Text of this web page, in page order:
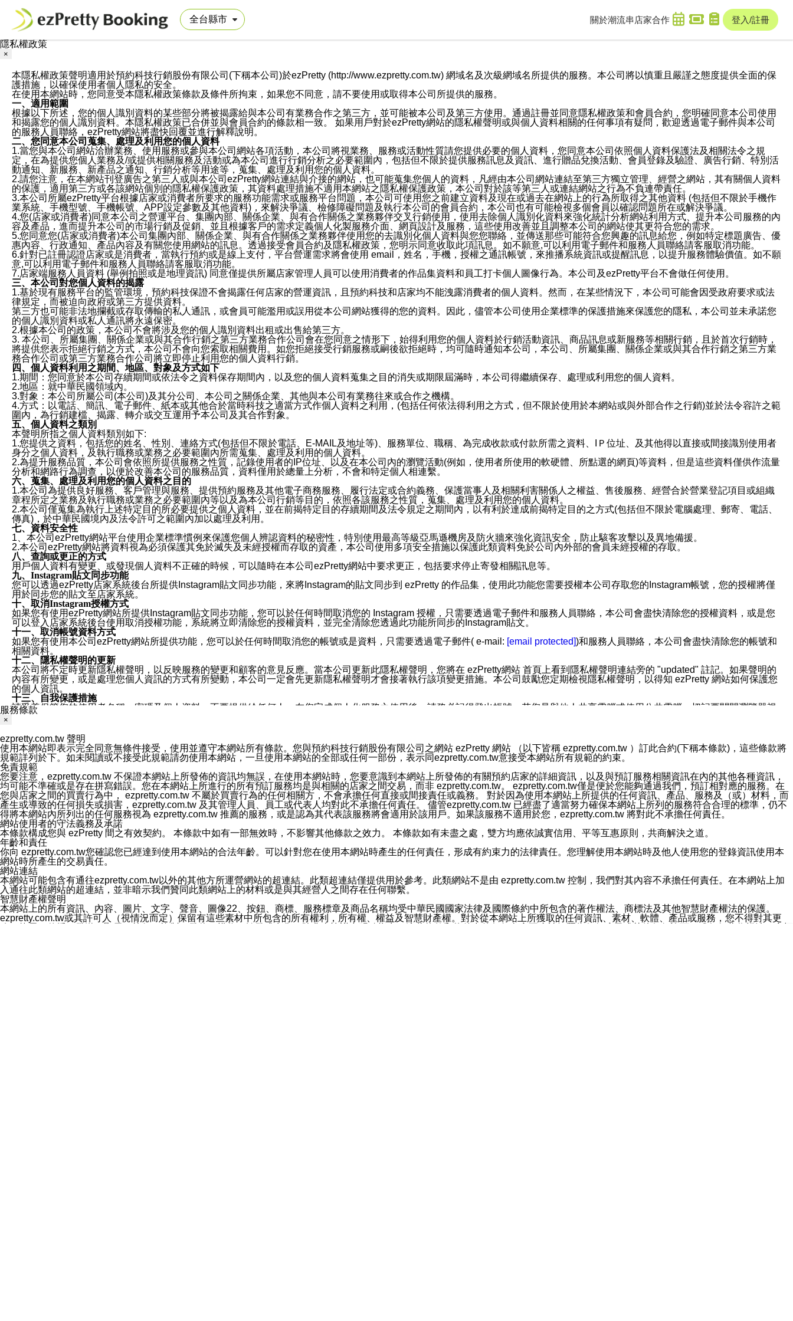
關於潮流串 店家合作 登入/註冊
隱私權政策
×
本隱私權政策聲明適用於預約科技行銷股份有限公司(下稱本公司)於ezPretty (http://www.ezpretty.com.tw) 網域名及次級網域名所提供的服務。本公司將以慎重且嚴謹之態度提供全面的保
護措施，以確保使用者個人隱私的安全。
在使用本網站時，您同意受本隱私權政策條款及條件所拘束，如果您不同意，請不要使用或取得本公司所提供的服務。
一、適用範圍
根據以下所述，您的個人識別資料的某些部分將被揭露給與本公司有業務合作之第三方，並可能被本公司及第三方使用。通過註冊並同意隱私權政策和會員合約，您明確同意本公司使用
和揭露您的個人識別資料。本隱私權政策已合併並與會員合約的條款相一致。 如果用戶對於ezPretty網站的隱私權聲明或與個人資料相關的任何事項有疑問，歡迎透過電子郵件與本公司
的服務人員聯絡，ezPretty網站將盡快回覆並進行解釋說明。
二、您同意本公司蒐集、處理及利用您的個人資料
1.當您與本公司網站洽辦業務、使用服務或參與本公司網站各項活動，本公司將視業務、服務或活動性質請您提供必要的個人資料，您同意本公司依照個人資料保護法及相關法令之規
定，在為提供您個人業務及/或提供相關服務及活動或為本公司進行行銷分析之必要範圍內，包括但不限於提供服務訊息及資訊、進行贈品兌換活動、會員登錄及驗證、廣告行銷、特別活
動通知、新服務、新產品之通知、行銷分析等用途等，蒐集、處理及利用您的個人資料。
2.請您注意，在本網站刊登廣告之第三人或與本公司ezPretty網站連結與介接的網站，也可能蒐集您個人的資料，凡經由本公司網站連結至第三方獨立管理、經營之網站，其有關個人資料
的保護，適用第三方或各該網站個別的隱私權保護政策，其資料處理措施不適用本網站之隱私權保護政策，本公司對於該等第三人或連結網站之行為不負連帶責任。
3.本公司所屬ezPretty平台根據店家或消費者所要求的服務功能需求或服務平台問題，本公司可使用您之前建立資料及現在或過去在網站上的行為所取得之其他資料 (包括但不限於手機作
業系統、手機型號、手機帳號、APP設定參數及其他資料)，來解決爭議、檢修障礙問題及執行本公司的會員合約，本公司也有可能檢視多個會員以確認問題所在或解決爭議。
4.您(店家或消費者)同意本公司之營運平台、集團內部、關係企業、與有合作關係之業務夥伴交叉行銷使用，使用去除個人識別化資料來強化統計分析網站利用方式、提升本公司服務的內
容及產品，進而提升本公司的市場行銷及促銷、並且根據客戶的需求定義個人化製服務介面、網頁設計及服務，這些使用改善並且調整本公司的網站使其更符合您的需求。
5.您同意您(店家或消費者)本公司集團內部、關係企業、與有合作關係之業務夥伴使用您的去識別化個人資料與您您聯絡，並傳送那些可能符合您興趣的訊息給您，例如特定標題廣告、優
惠內容、行政通知、產品內容及有關您使用網站的訊息。透過接受會員合約及隱私權政策，您明示同意收取此項訊息。如不願意,可以利用電子郵件和服務人員聯絡請客服取消功能。
6.針對已註冊認證店家或是消費者，當執行預約或是線上支付，平台營運需求將會使用 email，姓名，手機，授權之通訊帳號，來推播系統資訊或提醒訊息，以提升服務體驗價值。如不願
意,可以利用電子郵件和服務人員聯絡請客服取消功能。
7.店家端服務人員資料 (舉例拍照或是地理資訊) 同意僅提供所屬店家管理人員可以使用消費者的作品集資料和員工打卡個人圖像行為。本公司及ezPretty平台不會做任何使用。
三、本公司對您個人資料的揭露
1.基於現有服務平台的監管環境，預約科技保證不會揭露任何店家的營運資訊，且預約科技和店家均不能洩露消費者的個人資料。然而，在某些情況下，本公司可能會因受政府要求或法
律規定，而被迫向政府或第三方提供資料。
第三方也可能非法地攔截或存取傳輸的私人通訊，或會員可能濫用或誤用從本公司網站獲得的您的資料。因此，儘管本公司使用企業標準的保護措施來保護您的隱私，本公司並未承諾您
的個人識別資料或私人通訊將永遠保密。
2.根據本公司的政策，本公司不會將涉及您的個人識別資料出租或出售給第三方。
3. 本公司、所屬集團、關係企業或與其合作行銷之第三方業務合作公司會在您同意之情形下，始得利用您的個人資料於行銷活動資訊、商品訊息或新服務等相關行銷，且於首次行銷時，
將提供您表示拒絕行銷之方式，本公司不會向您索取相關費用。如您拒絕接受行銷服務或嗣後欲拒絕時，均可隨時通知本公司，本公司、所屬集團、關係企業或與其合作行銷之第三方業
務合作公司或第三方業務合作公司將立即停止利用您的個人資料行銷。
四、個人資料利用之期間、地區、對象及方式如下
1.期間：您同意於本公司存續期間或依法令之資料保存期間內，以及您的個人資料蒐集之目的消失或期限屆滿時，本公司得繼續保存、處理或利用您的個人資料。
2.地區：就中華民國領域內。
3.對象：本公司所屬公司(本公司)及其分公司、本公司之關係企業、其他與本公司有業務往來或合作之機構。
4.方式：以電話、簡訊、電子郵件、紙本或其他合於當時科技之適當方式作個人資料之利用，(包括任何依法得利用之方式，但不限於使用於本網站或與外部合作之行銷)並於法令容許之範
圍內，為行銷建檔、揭露、轉介或交互運用予本公司及其合作對象。
五、個人資料之類別
本聲明所指之個人資料類別如下:
1.您提供之資料，包括您的姓名、性別、連絡方式(包括但不限於電話、E-MAIL及地址等)、服務單位、職稱、為完成收款或付款所需之資料、IＰ位址、及其他得以直接或間接識別使用者
身分之個人資料，及執行職務或業務之必要範圍內所需蒐集、處理及利用的個人資料。
2.為提升服務品質，本公司會依照所提供服務之性質，記錄使用者的IP位址、以及在本公司內的瀏覽活動(例如，使用者所使用的軟硬體、所點選的網頁)等資料，但是這些資料僅供作流量
分析和網路行為調查，以便於改善本公司的服務品質，資料僅用於總量上分析，不會和特定個人相連繫。
六、蒐集、處理及利用您的個人資料之目的
1.本公司為提供良好服務、客戶管理與服務、提供預約服務及其他電子商務服務、履行法定或合約義務、保護當事人及相關利害關係人之權益、售後服務、經營合於營業登記項目或組織
章程所定之業務及執行職務或業務之必要範圍內等以及為本公司行銷等目的，依照各該服務之性質，蒐集、處理及利用您的個人資料。
2.本公司僅蒐集為執行上述特定目的所必要提供之個人資料，並在前揭特定目的存續期間及法令規定之期間內，以有利於達成前揭特定目的之方式(包括但不限於電腦處理、郵寄、電話、
傳真)，於中華民國境內及法令許可之範圍內加以處理及利用。
七、資料安全性
1、本公司ezPretty網站平台使用企業標準慣例來保護您個人辨認資料的秘密性，特別使用最高等級亞馬遜機房及防火牆來強化資訊安全，防止駭客攻擊以及異地備援。
2.本公司ezPretty網站將資料視為必須保護其免於滅失及未經授權而存取的資產，本公司使用多項安全措施以保護此類資料免於公司內外部的會員未經授權的存取。
八、查詢或更正的方式
用戶個人資料有變更、或發現個人資料不正確的時候，可以隨時在本公司ezPretty網站中要求更正，包括要求停止寄發相關訊息等。
九、Instagram貼文同步功能
您可以透過ezPretty店家系統後台所提供Instagram貼文同步功能，來將Instagram的貼文同步到 ezPretty 的作品集，使用此功能您需要授權本公司存取您的Instagram帳號，您的授權將僅
用於同步您的貼文至店家系統。
十、取消Instagram授權方式
如果您有使用ezPretty網站所提供Instagram貼文同步功能，您可以於任何時間取消您的 Instagram 授權，只需要透過電子郵件和服務人員聯絡，本公司會盡快清除您的授權資料，或是您
可以登入店家系統後台使用取消授權功能，系統將立即清除您的授權資料，並完全清除您透過此功能所同步的Instagram貼文。
十一、取消帳號資料方式
如果您有使用本公司ezPretty網站所提供功能，您可以於任何時間取消您的帳號或是資料，只需要透過電子郵件( e-mail: [email protected])和服務人員聯絡，本公司會盡快清除您的帳號和
相關資料。
十二、隱私權聲明的更新
本公司將不定時更新隱私權聲明，以反映服務的變更和顧客的意見反應。當本公司更新此隱私權聲明，您將在 ezPretty網站 首頁上看到隱私權聲明連結旁的 "updated" 註記。如果聲明的
內容有所變更，或是處理您個人資訊的方式有所變動，本公司一定會先更新隱私權聲明才會接著執行該項變更措施。本公司鼓勵您定期檢視隱私權聲明，以得知 ezPretty 網站如何保護您
的個人資訊。
十三、自我保護措施
請妥善保管您的使用者名稱、密碼及個人資料，不要提供給任何人。在您完成個人化服務之使用後，請務必記得登出帳號。若您是與他人共享電腦或使用公共電腦，切記要關閉瀏覽器視
窗，以防止他人讀取您的個人資料、信件或進入所機關管理區。
您同意本公司網站，透過您所提供的郵件地址與您取得聯絡並傳送或宣傳本網站各項服務之資料或電子郵件供您參考。您能依照該資料或電子郵件所指示之方法、說明或功能連結，隨時
停止接收這些資料或電子郵件。
十五、訊息通知
本公司/本服務將以通知型訊息傳送重要訊息給您。即使未加入本公司/本服務好友，您仍可接收到通知型訊息。
本公司/本服務傳送之通知型訊息以對您有效且重要的訊息為限，以廣告或其他目的的訊息皆不會被傳送。滿足以下三個條件者，將可收到通知型訊息。
1.LINE 帳號設定的電話號碼與本公司/本服務所傳來的電話號碼比對相符。
2.該 LINE 帳號已在 LINE APP 設定中，同意接收通知型訊息。
3.LINE 帳號未封鎖傳送訊息之 LINE 官方帳號。
欲變更通知型訊息的設定，操作如下：
1.點選「主頁」＞「設定」
2.點選「隱私設定」
3.點選「提供使用資料」
4.點選「LINE通知型訊息」
5.開關「接收LINE通知型訊息」
❗️關閉「接收通知型訊息」後，將不會接收到來自任何企業官方帳號或認證官方帳號的通知型訊息。
服務條款
×
ezpretty.com.tw 聲明
使用本網站即表示完全同意無條件接受，使用並遵守本網站所有條款。您與預約科技行銷股份有限公司之網站 ezPretty 網站 （以下皆稱 ezpretty.com.tw ）訂此合約(下稱本條款)，這些條款將
規範詳列於下。如未閱讀或不接受此規範請勿使用本網站，一旦使用本網站的全部或任何一部份，表示同ezpretty.com.tw意接受本網站所有規範的約束。
免責規範
您要注意，ezpretty.com.tw 不保證本網站上所發佈的資訊均無誤，在使用本網站時，您要意識到本網站上所發佈的有關預約店家的詳細資訊，以及與預訂服務相關資訊在內的其他各種資訊，
均可能不準確或是存在拼寫錯誤。您在本網站上所進行的所有預訂服務均是與相關的店家之間交易，而非 ezpretty.com.tw。 ezpretty.com.tw僅是便於您能夠通過我們，預訂相對應的服務。在
您與店家之間的買賣行為中， ezpretty.com.tw 不屬於買賣行為的任何相關方，不會承擔任何直接或間接責任或義務。 對於因為使用本網站上所提供的任何資訊、產品、服務及（或）材料，而
產生或導致的任何損失或損害，ezpretty.com.tw 及其管理人員、員工或代表人均對此不承擔任何責任。 儘管ezpretty.com.tw 已經盡了適當努力確保本網站上所列的服務符合合理的標準，仍不
得將本網站內所列出的任何服務視為 ezpretty.com.tw 推薦的服務，或是認為其代表該服務將會適用於該用戶。如果該服務不適用於您，ezpretty.com.tw 將對此不承擔任何責任。
網站使用者的守法義務及承諾
本條款構成您與 ezPretty 間之有效契約。 本條款中如有一部無效時，不影響其他條款之效力。 本條款如有未盡之處，雙方均應依誠實信用、平等互惠原則，共商解決之道。
年齡和責任
你向 ezpretty.com.tw您確認您已經達到使用本網站的合法年齡。可以針對您在使用本網站時產生的任何責任，形成有約束力的法律責任。您理解使用本網站時及他人使用您的登錄資訊使用本
網站時所產生的交易責任。
網站連結
本網站可能包含有通往ezpretty.com.tw以外的其他方所運營網站的超連結。此類超連結僅提供用於參考。此類網站不是由 ezpretty.com.tw 控制，我們對其內容不承擔任何責任。在本網站上加
入通往此類網站的超連結，並非暗示我們贊同此類網站上的材料或是與其經營人之間存在任何聯繫。
智慧財產權聲明
本網站上的所有資訊、內容、圖片、文字、聲音、圖像22、按鈕、商標、服務標章及商品名稱均受中華民國國家法律及國際條約中所包含的著作權法、商標法及其他智慧財產權法的保護。
ezpretty.com.tw或其許可人（視情況而定）保留有這些素材中所包含的所有權利，所有權、權益及智慧財產權。對於從本網站上所獲取的任何資訊、素材、軟體、產品或服務，您不得對其更